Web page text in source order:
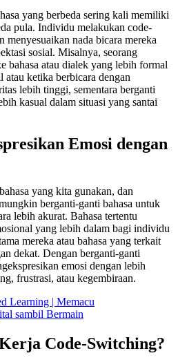
yang berbeda sering kali memiliki
pula. Individu melakukan code-
nada bicara mereka
sosial. Misalnya, seorang
bahasa atau dialek yang lebih formal
ketika berbicara dengan
lebih tinggi, sementara berganti
kasual dalam situasi yang santai
Emosi dengan
yang kita gunakan, dan
berganti-ganti bahasa untuk
lebih akurat. Bahasa tertentu
yang lebih dalam bagi individu
mereka atau bahasa yang terkait
dekat. Dengan berganti-ganti
emosi dengan lebih
frustrasi, atau kegembiraan.
Learning | Memacu
sambil Bermain
Code-Switching?